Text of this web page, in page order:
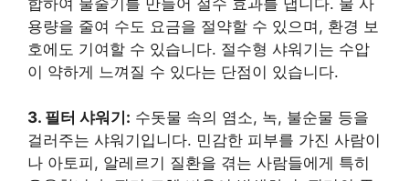
용량을 줄여 수도 요금을 절약할 수 있으며, 환경 보
호에도 기여할 수 있습니다. 절수형 샤워기는 수압
이 약하게 느껴질 수 있다는 단점이 있습니다.
3. 필터 샤워기: 수돗물 속의 염소, 녹, 불순물 등을
걸러주는 샤워기입니다. 민감한 피부를 가진 사람이
나 아토피, 알레르기 질환을 겪는 사람들에게 특히